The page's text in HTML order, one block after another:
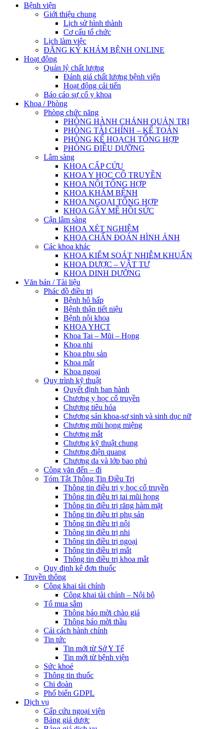
Bệnh viện
Giới thiệu chung
Lịch sử hình thành
Cơ cấu tổ chức
Lịch làm việc
ĐĂNG KÝ KHÁM BỆNH ONLINE
Hoạt động
Quản lý chất lượng
Đánh giá chất lượng bệnh viện
Hoạt động cải tiến
Báo cáo sự cố y khoa
Khoa / Phòng
Phòng chức năng
PHÒNG HÀNH CHÁNH QUẢN TRỊ
PHÒNG TÀI CHÍNH – KẾ TOÁN
PHÒNG KẾ HOẠCH TỔNG HỢP
PHÒNG ĐIỀU DƯỠNG
Lâm sàng
KHOA CẤP CỨU
KHOA Y HỌC CỔ TRUYỀN
KHOA NỘI TỔNG HỢP
KHOA KHÁM BỆNH
KHOA NGOẠI TỔNG HỢP
KHOA GÂY MÊ HỒI SỨC
Cận lâm sàng
KHOA XÉT NGHIỆM
KHOA CHẨN ĐOÁN HÌNH ẢNH
Các khoa khác
KHOA KIỂM SOÁT NHIỄM KHUẨN
KHOA DƯỢC – VẬT TƯ
KHOA DINH DƯỠNG
Văn bản / Tài liệu
Phác đồ điều trị
Bệnh hô hấp
Bệnh thận tiết niệu
Bệnh nội khoa
KHOA YHCT
Khoa Tai – Mũi – Họng
Khoa nhi
Khoa phụ sản
Khoa mắt
Khoa ngoại
Quy trình kỹ thuật
Quyết định ban hành
Chương y học cổ truyền
Chương tiêu hóa
Chương sản khoa-sơ sinh và sinh dục nữ
Chương mũi họng miệng
Chương mắt
Chương kỹ thuật chung
Chương điện quang
Chương da và lớp bao phủ
Công văn đến – đi
Tóm Tắt Thông Tin Điều Trị
Thông tin điều trị y học cổ truyền
Thông tin điều trị tai mũi họng
Thông tin điều trị răng hàm mặt
Thông tin điều trị phụ sản
Thông tin điều trị nội
Thông tin điều trị nhi
Thông tin điều trị ngoại
Thông tin điều trị mắt
Thông tin điều trị khoa mắt
Quy định kê đơn thuốc
Truyền thông
Công khai tài chính
Công khai tài chính – Nội bộ
Tổ mua sắm
Thông báo mời chào giá
Thông báo mời thầu
Cải cách hành chính
Tin tức
Tin mới từ Sở Y Tế
Tin mới từ bệnh viện
Sức khoẻ
Thông tin thuốc
Chi đoàn
Phổ biến GDPL
Dịch vụ
Cấp cứu ngoại viện
Bảng giá dược